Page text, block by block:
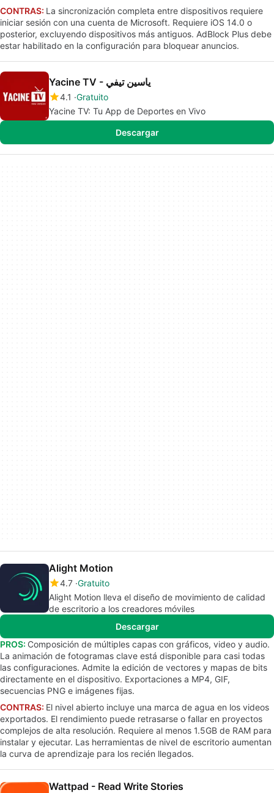
CONTRAS: La sincronización completa entre dispositivos requiere
iniciar sesión con una cuenta de Microsoft. Requiere iOS 14.0 o
posterior, excluyendo dispositivos más antiguos. AdBlock Plus debe
estar habilitado en la configuración para bloquear anuncios.
Yacine TV - ياسين تيفي
4.1 Gratuito
Yacine TV: Tu App de Deportes en Vivo
Descargar
Alight Motion
4.7 Gratuito
Alight Motion lleva el diseño de movimiento de calidad
de escritorio a los creadores móviles
Descargar
PROS: Composición de múltiples capas con gráficos, video y audio.
La animación de fotogramas clave está disponible para casi todas
las configuraciones. Admite la edición de vectores y mapas de bits
directamente en el dispositivo. Exportaciones a MP4, GIF,
secuencias PNG e imágenes fijas.
CONTRAS: El nivel abierto incluye una marca de agua en los videos
exportados. El rendimiento puede retrasarse o fallar en proyectos
complejos de alta resolución. Requiere al menos 1.5GB de RAM para
instalar y ejecutar. Las herramientas de nivel de escritorio aumentan
la curva de aprendizaje para los recién llegados.
Wattpad - Read Write Stories